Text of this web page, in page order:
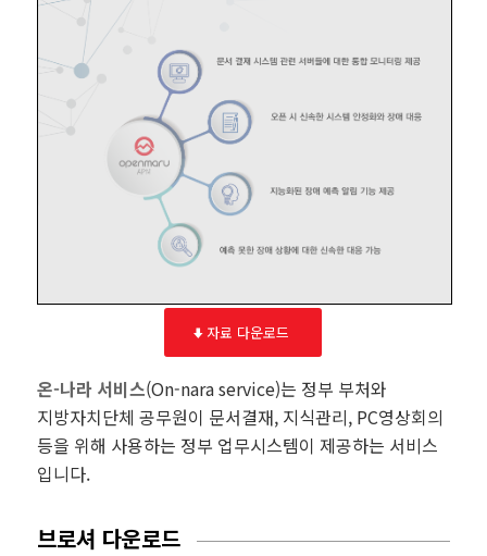
자료 다운로드
온-나라 서비스(On-nara service)는 정부 부처와
지방자치단체 공무원이 문서결재, 지식관리, PC영상회의
등을 위해 사용하는 정부 업무시스템이 제공하는 서비스
입니다.
브로셔 다운로드